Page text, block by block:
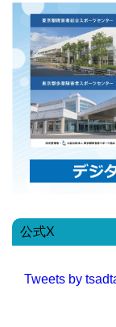
公式X
Tweets by